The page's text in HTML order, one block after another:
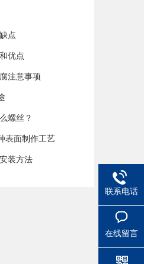
点
优点
注意事项
螺丝？
表面制作工艺
装方法
联系电话
在线留言